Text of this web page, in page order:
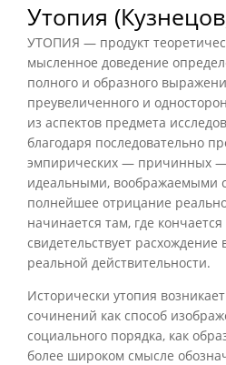
Утопия
УТОПИЯ — продукт
мысленное доведение
полного и образного
преувеличенного и
из аспектов предмета
благодаря последовательно
эмпирических — причинных —
идеальными, воображаемыми
полнейшее отрицание
начинается там, где
свидетельствует
реальной действительности.
Исторически утопия
сочинений как способ
социального порядка, как
более широком смысле